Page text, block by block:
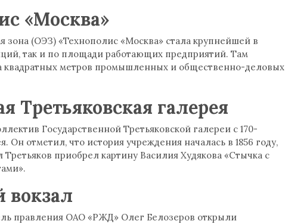
«Москва»
зона (ОЭЗ) «Технополис «Москва» стала крупнейшей в
так и по площади работающих предприятий. Там
квадратных метров промышленных и общественно-деловых
Третьяковская галерея
Государственной Третьяковской галереи с 170-
Он отметил, что история учреждения началась в 1856 году,
приобрел картину Василия Худякова «Стычка с
вокзал
правления ОАО «РЖД» Олег Белозеров открыли